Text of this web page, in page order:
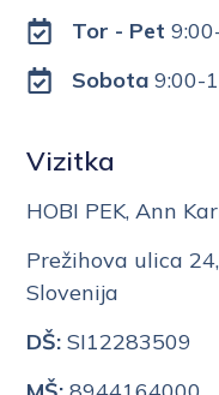
Tor - Pet
Sobota9:00-
Vizitka
HOBI PEK, Ann
Prežihova ulica
Slovenija
DŠ: SI12283509